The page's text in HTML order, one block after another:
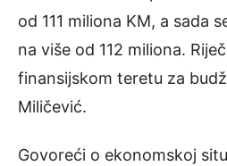
od 111 miliona KM, a sada
na više od 112 miliona.
finansijskom teretu za
Miličević.
Govoreći o ekonomskoj